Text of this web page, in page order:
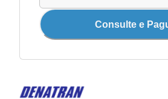
Consulte e